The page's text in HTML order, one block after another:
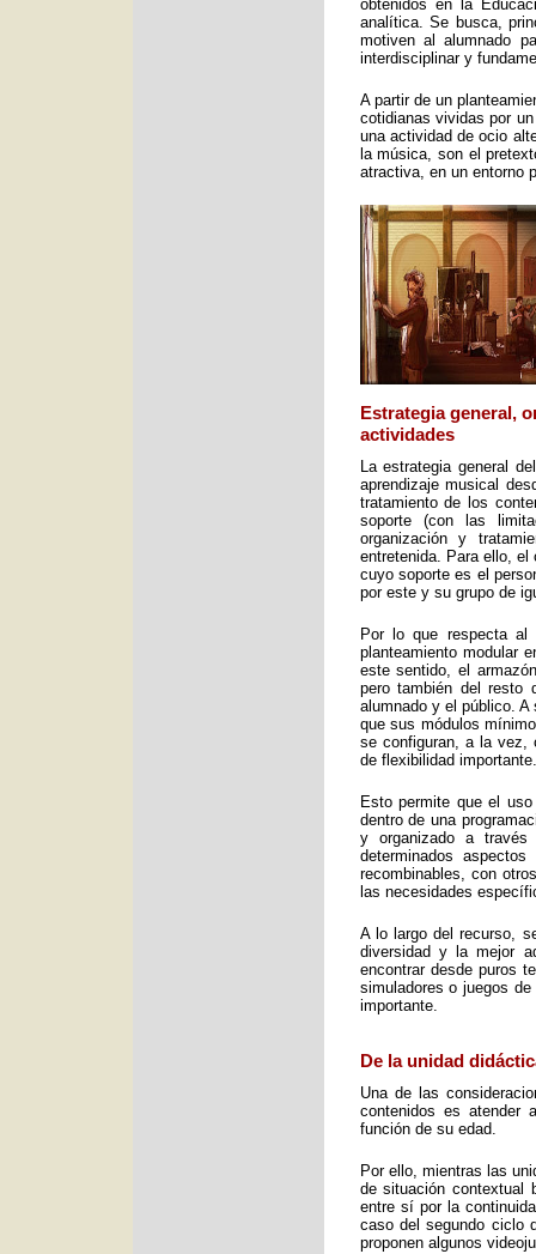
obtenidos en la
analítica. Se busca,
motiven al alumnado
interdisciplinar y
A partir de un
cotidianas vividas por
una actividad de ocio
la música, son el
atractiva, en un entorno
Estrategia general,
actividades
La estrategia general
aprendizaje musical
tratamiento de los
soporte (con las
organización y
entretenida. Para ello,
cuyo soporte es el
por este y su grupo de
Por lo que respecta al
planteamiento modular
este sentido, el
pero también del resto
alumnado y el público.
que sus módulos
se configuran, a la vez,
de flexibilidad importante.
Esto permite que el
dentro de una
y organizado a
determinados
recombinables, con
las necesidades
A lo largo del recurso,
diversidad y la mejor
encontrar desde puros
simuladores o juegos
importante.
De la unidad
Una de las
contenidos es atender
función de su edad.
Por ello, mientras las
de situación contextual
entre sí por la
caso del segundo ciclo
proponen algunos